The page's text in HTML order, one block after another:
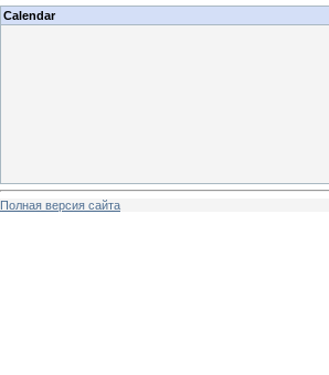
Calendar
Полная версия сайта